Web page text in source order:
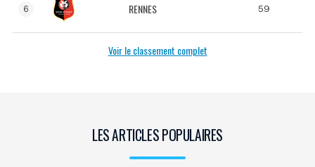
6 RENNES 59
Voir le classement complet
LES ARTICLES POPULAIRES